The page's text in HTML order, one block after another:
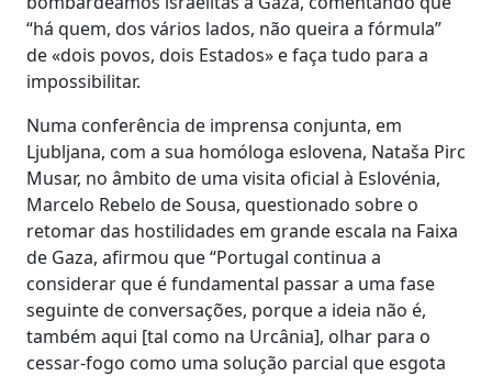
“há quem, dos vários lados, não queira a fórmula”
de «dois povos, dois Estados» e faça tudo para a
impossibilitar.
Numa conferência de imprensa conjunta, em
Ljubljana, com a sua homóloga eslovena, Nataša Pirc
Musar, no âmbito de uma visita oficial à Eslovénia,
Marcelo Rebelo de Sousa, questionado sobre o
retomar das hostilidades em grande escala na Faixa
de Gaza, afirmou que “Portugal continua a
considerar que é fundamental passar a uma fase
seguinte de conversações, porque a ideia não é,
também aqui [tal como na Urcânia], olhar para o
cessar-fogo como uma solução parcial que esgota